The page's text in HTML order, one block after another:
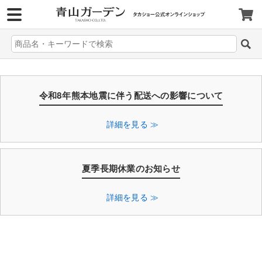
令和8年熊本地震に伴う配送への影響について
詳細を見る ≫
夏季長期休業のお知らせ
詳細を見る ≫